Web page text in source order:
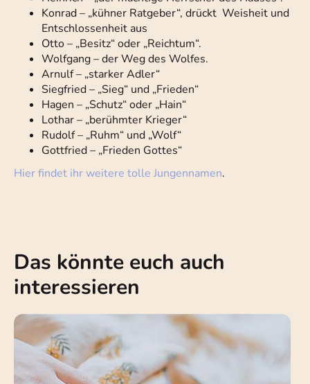
Konrad – „kühner Ratgeber“, drückt Weisheit und
Entschlossenheit aus
Otto – „Besitz“ oder „Reichtum“.
Wolfgang – der Weg des Wolfes.
Arnulf – „starker Adler“
Siegfried – „Sieg“ und „Frieden“
Hagen – „Schutz“ oder „Hain“
Lothar – „berühmter Krieger“
Rudolf – „Ruhm“ und „Wolf“
Gottfried – „Frieden Gottes“
Hier findet ihr weitere tolle Jungennamen.
Das könnte euch auch
interessieren